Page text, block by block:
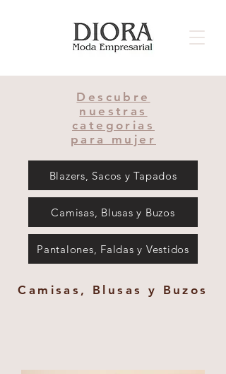
Descubre
nuestras
categorias
para mujer
Blazers, Sacos y Tapados
Camisas, Blusas y Buzos
Pantalones, Faldas y Vestidos
Camisas, Blusas y Buzos